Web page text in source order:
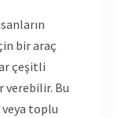
bir araç
çeşitli
Bu
veya toplu